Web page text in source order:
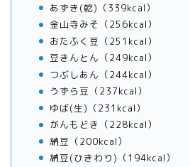
あずき(乾)（339kcal）
金山寺みそ（256kcal）
おたふく豆（251kcal）
豆きんとん（249kcal）
つぶしあん（244kcal）
うずら豆（237kcal）
ゆば(生)（231kcal）
がんもどき（228kcal）
納豆（200kcal）
納豆(ひきわり)（194kcal）